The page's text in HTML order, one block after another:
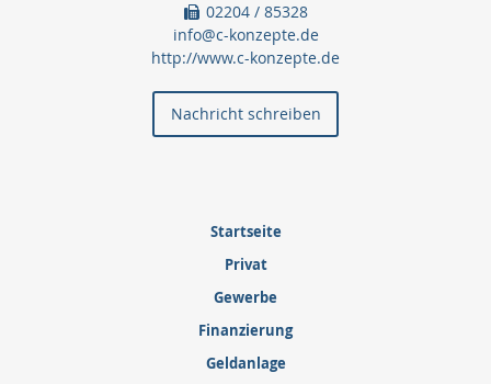
02204 / 85328
info@c-konzepte.de
http://www.c-konzepte.de
Nachricht schreiben
Startseite
Privat
Gewerbe
Finanzierung
Geldanlage